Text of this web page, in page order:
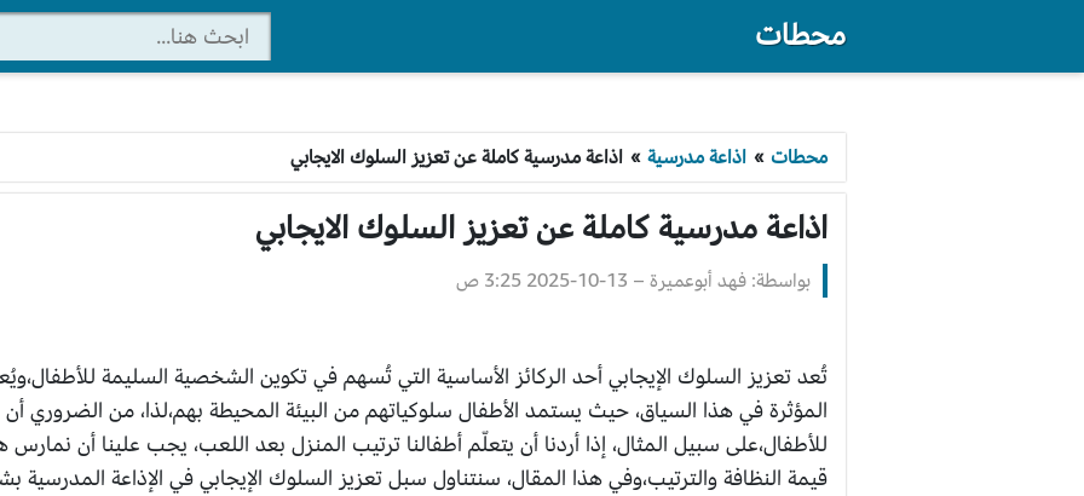
محطات
محطات » اذاعة مدرسية » اذاعة مدرسية كاملة عن تعزيز السلوك الايجابي
اذاعة مدرسية كاملة عن تعزيز السلوك الايجابي
بواسطة: فهد أبوعميرة – 2025-10-13 3:25 ص
تُعد تعزيز السلوك الإيجابي أحد الركائز الأساسية التي تُسهم في تكوين الشخصية السليمة
المؤثرة في هذا السياق، حيث يستمد الأطفال سلوكياتهم من البيئة المحيطة بهم،لذا، من الضروري
للأطفال،على سبيل المثال، إذا أردنا أن يتعلّم أطفالنا ترتيب المنزل بعد اللعب، يجب علينا أن
قيمة النظافة والترتيب،وفي هذا المقال، سنتناول سبل تعزيز السلوك الإيجابي في الإذاعة